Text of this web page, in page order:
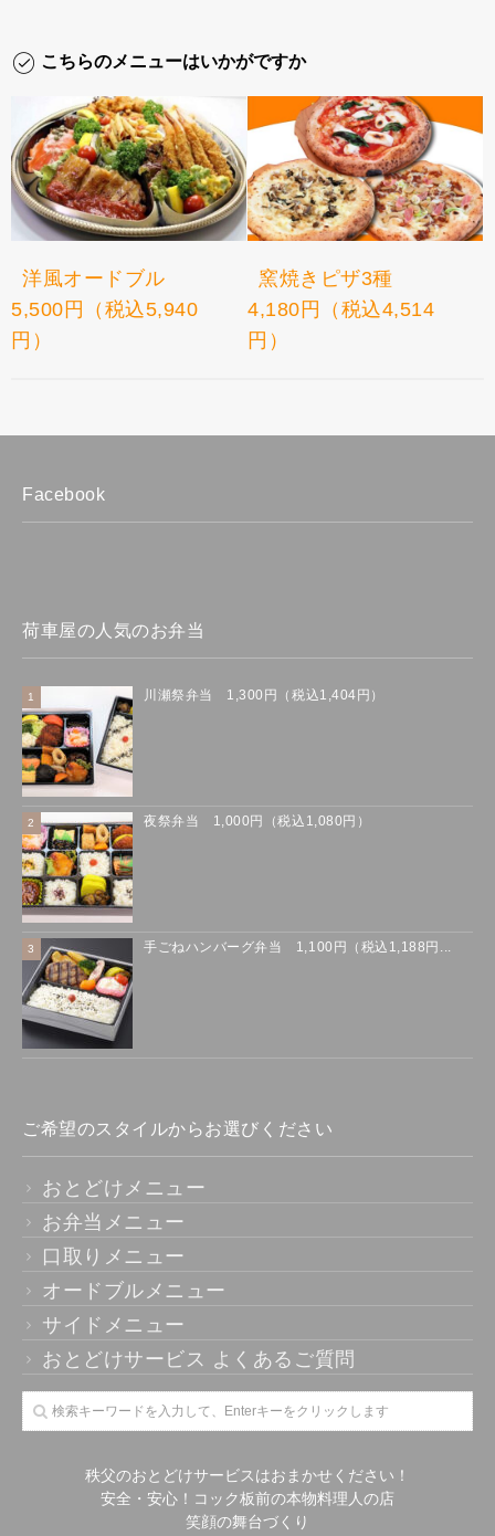
こちらのメニューはいかがですか
洋風オードブル
5,500円（税込5,940
円）
窯焼きピザ3種
4,180円（税込4,514
円）
Facebook
荷車屋の人気のお弁当
川瀬祭弁当 1,300円（税込1,404円）
夜祭弁当 1,000円（税込1,080円）
手ごねハンバーグ弁当 1,100円（税込1,188円...
ご希望のスタイルからお選びください
おとどけメニュー
お弁当メニュー
口取りメニュー
オードブルメニュー
サイドメニュー
おとどけサービス よくあるご質問
秩父のおとどけサービスはおまかせください！
安全・安心！コック板前の本物料理人の店
笑顔の舞台づくり